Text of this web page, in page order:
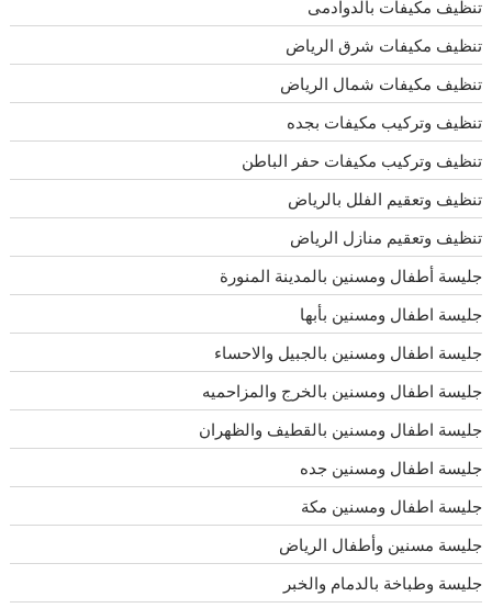
تنظيف مكيفات بالدوادمى
تنظيف مكيفات شرق الرياض
تنظيف مكيفات شمال الرياض
تنظيف وتركيب مكيفات بجده
تنظيف وتركيب مكيفات حفر الباطن
تنظيف وتعقيم الفلل بالرياض
تنظيف وتعقيم منازل الرياض
جليسة أطفال ومسنين بالمدينة المنورة
جليسة اطفال ومسنين بأبها
جليسة اطفال ومسنين بالجبيل والاحساء
جليسة اطفال ومسنين بالخرج والمزاحميه
جليسة اطفال ومسنين بالقطيف والظهران
جليسة اطفال ومسنين جده
جليسة اطفال ومسنين مكة
جليسة مسنين وأطفال الرياض
جليسة وطباخة بالدمام والخبر